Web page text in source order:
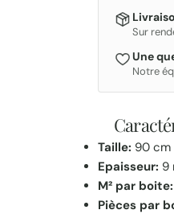
Sur
Une
Notre
Taille: 90 cm
Epaisseur: 9
M² par boite:
Pièces par